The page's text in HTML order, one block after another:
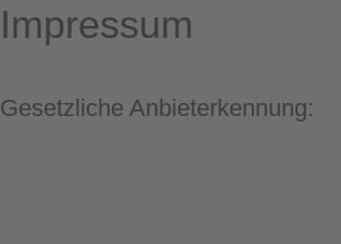
Impressum
Gesetzliche Anbieterkennung: